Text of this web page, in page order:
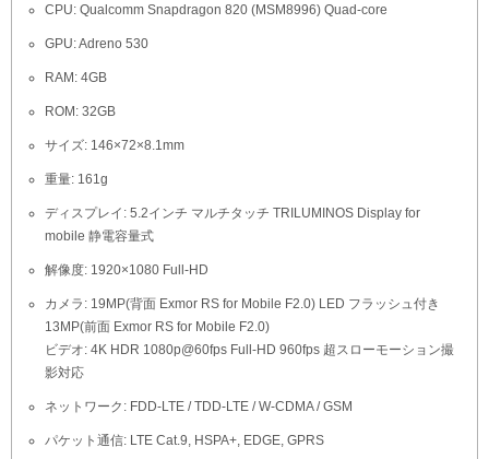
CPU: Qualcomm Snapdragon 820 (MSM8996) Quad-core
GPU: Adreno 530
RAM: 4GB
ROM: 32GB
サイズ: 146×72×8.1mm
重量: 161g
ディスプレイ: 5.2インチ マルチタッチ TRILUMINOS Display for
mobile 静電容量式
解像度: 1920×1080 Full-HD
カメラ: 19MP(背面 Exmor RS for Mobile F2.0) LED フラッシュ付き
13MP(前面 Exmor RS for Mobile F2.0)
ビデオ: 4K HDR 1080p@60fps Full-HD 960fps 超スローモーション撮
影対応
ネットワーク: FDD-LTE / TDD-LTE / W-CDMA / GSM
パケット通信: LTE Cat.9, HSPA+, EDGE, GPRS